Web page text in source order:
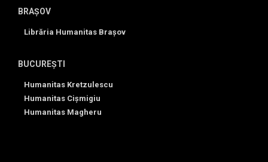
BRAȘOV
Librăria Humanitas Brașov
BUCUREȘTI
Humanitas Kretzulescu
Humanitas Cișmigiu
Humanitas Magheru